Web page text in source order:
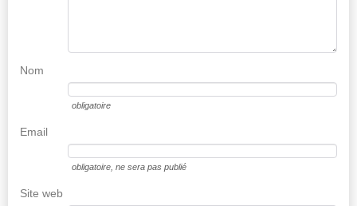
Nom
obligatoire
Email
obligatoire, ne sera pas publié
Site web